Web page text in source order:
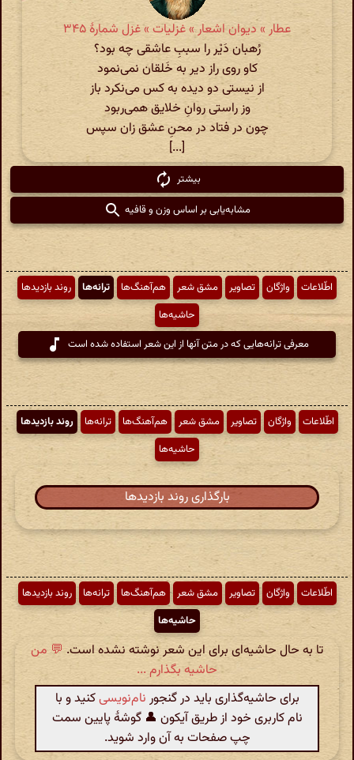
عطار » دیوان اشعار » غزلیات » غزل شمارهٔ ۳۴۵
رُهبان دَیْر را سببِ عاشقی چه بود؟
کاو روی راز دیر به خَلقان نمی‌نمود
از نیستی دو دیده به کس می‌نکرد باز
وز راستی روانِ خلایق همی‌ربود
چون در فتاد در محنِ عشق زان سپس
[...]
بیشتر
مشابه‌یابی بر اساس وزن و قافیه
اطّلاعات واژگان تصاویر مشق شعر هم‌آهنگ‌ها ترانه‌ها
روند بازدیدها
حاشیه‌ها
معرفی ترانه‌هایی که در متن آنها از این شعر استفاده شده است
اطّلاعات واژگان تصاویر مشق شعر هم‌آهنگ‌ها ترانه‌ها
روند بازدیدها
حاشیه‌ها
بارگذاری روند بازدیدها
اطّلاعات واژگان تصاویر مشق شعر هم‌آهنگ‌ها ترانه‌ها
روند بازدیدها
حاشیه‌ها
تا به حال حاشیه‌ای برای این شعر نوشته نشده است. 💬 من
حاشیه بگذارم ...
برای حاشیه‌گذاری باید در گنجور نام‌نویسیکنید و با
نام کاربری خود از طریق آیکون 👤 گوشهٔ پایین سمت
چپ صفحات به آن وارد شوید.